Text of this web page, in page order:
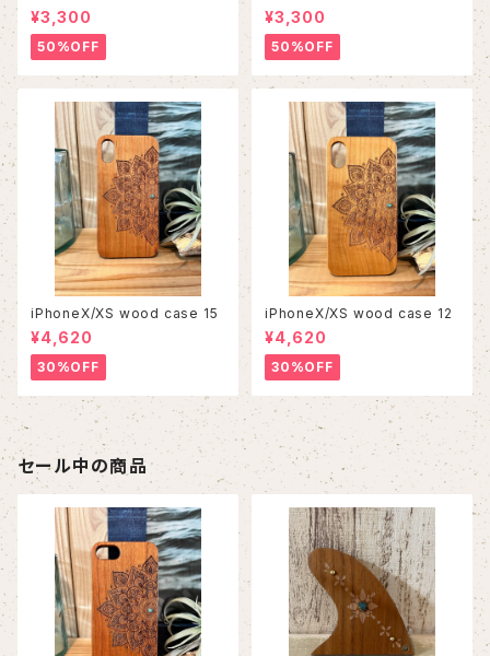
¥3,300
50%OFF
¥3,300
50%OFF
iPhoneX/XS wood case 15
¥4,620
30%OFF
iPhoneX/XS wood case 12
¥4,620
30%OFF
セール中の商品